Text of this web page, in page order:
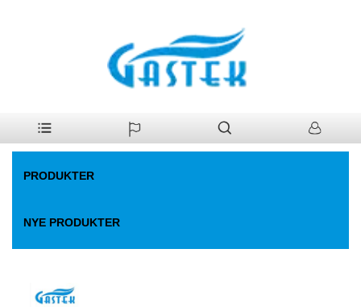
Røggas med lavt vandtryk start-up
PRODUKTER
NYE PRODUKTER